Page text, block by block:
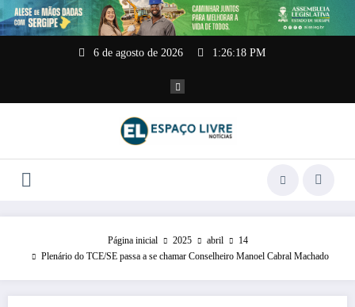
Pular
para
o
6 de agosto de 2026 1:26:18 PM
Página inicial 2025 abril
14
Plenário do TCE/SE passa a se chamar Conselheiro Manoel Cabral Machado